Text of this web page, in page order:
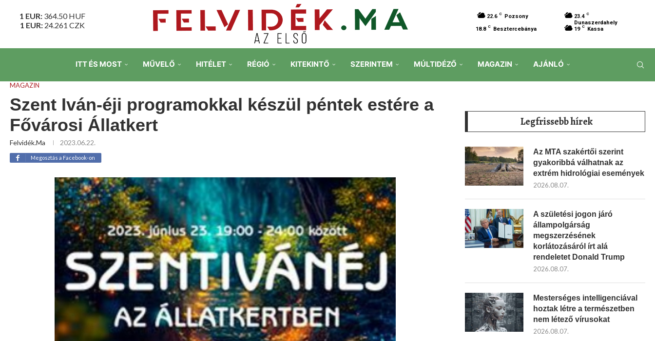
1 EUR: 364.50HUF
1 EUR: 24.261 CZK
22.6 C Pozsony 23.4 C
Dunaszerdahely
18.8 C Besztercebánya 19 C Kassa
ITT ÉS MOST MŰVELŐ HITÉLET RÉGIÓ KITEKINTŐ SZERINTEM MÚLTIDÉZŐ MAGAZIN AJÁNLÓ
MAGAZIN
Szent Iván-éji programokkal készül péntek estére a
Fővárosi Állatkert
Felvidék.ma 2023.06.22.
Megosztás a Facebook-on
Legfrissebb hírek
Az MTA szakértői szerint
gyakoribbá válhatnak az
extrém hidrológiai események
2026.08.07.
A születési jogon járó
állampolgárság
megszerzésének
korlátozásáról írt alá
rendeletet Donald Trump
2026.08.07.
Mesterséges intelligenciával
hoztak létre a természetben
nem létező vírusokat
2026.08.07.